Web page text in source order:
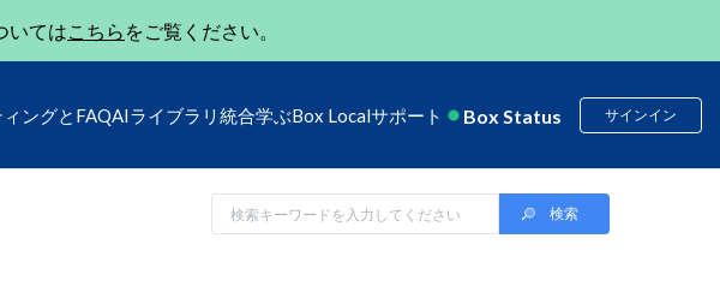
いてはこちら をご覧ください。
ングとFAQAIライブラリ 統合学ぶBox Localサポート Box Status サインイン